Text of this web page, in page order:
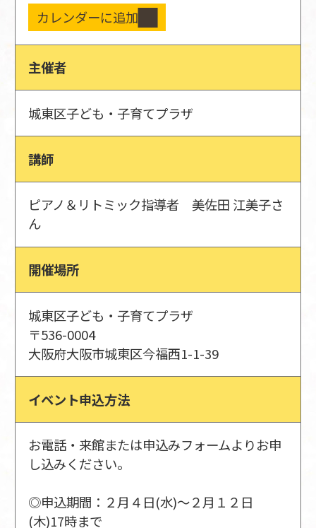
カレンダーに追加
主催者
城東区子ども・子育てプラザ
講師
ピアノ＆リトミック指導者 美佐田 江美子さ
ん
開催場所
城東区子ども・子育てプラザ
〒536-0004
大阪府大阪市城東区今福西1-1-39
イベント申込方法
お電話・来館または申込みフォームよりお申
し込みください。
◎申込期間：２月４日(水)～２月１２日
(木)17時まで